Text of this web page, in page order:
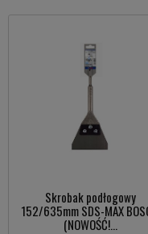
Skrobak podłogowy
152/635mm SDS-MAX
(NOWOŚĆ!...